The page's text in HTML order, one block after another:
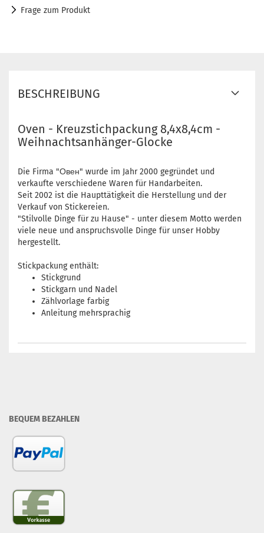
Frage zum Produkt
BESCHREIBUNG
Oven - Kreuzstichpackung 8,4x8,4cm -
Weihnachtsanhänger-Glocke
Die Firma "Овен" wurde im Jahr 2000 gegründet und
verkaufte verschiedene Waren für Handarbeiten.
Seit 2002 ist die Haupttätigkeit die Herstellung und der
Verkauf von Stickereien.
"Stilvolle Dinge für zu Hause" - unter diesem Motto werden
viele neue und anspruchsvolle Dinge für unser Hobby
hergestellt.
Stickpackung enthält:
Stickgrund
Stickgarn und Nadel
Zählvorlage farbig
Anleitung mehrsprachig
BEQUEM BEZAHLEN